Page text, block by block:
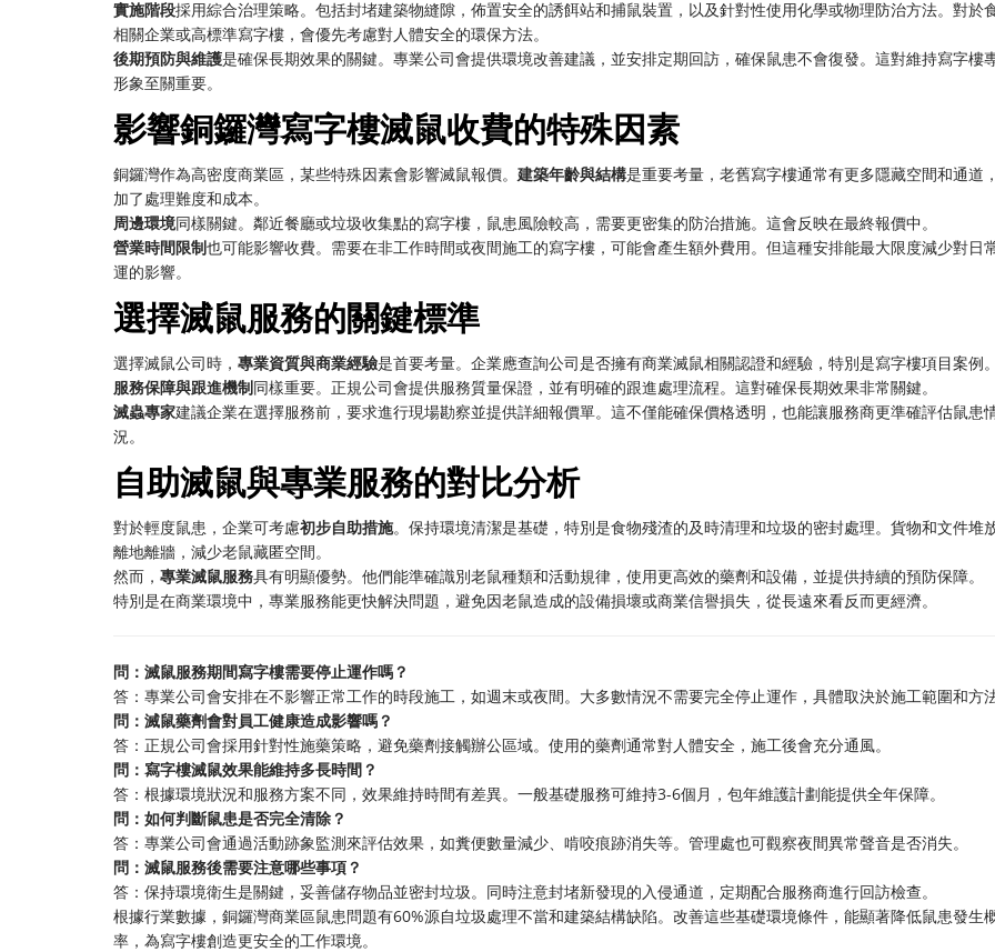
實施階段採用綜合治理策略。包括封堵建築物縫隙，佈置安全的誘餌站和捕鼠裝置，以及針對性使用化學或物理防治方法。對於
相關企業或高標準寫字樓，會優先考慮對人體安全的環保方法。
後期預防與維護是確保長期效果的關鍵。專業公司會提供環境改善建議，並安排定期回訪，確保鼠患不會復發。這對維持寫字樓
形象至關重要。
影響銅鑼灣寫字樓滅鼠收費的特殊因素
銅鑼灣作為高密度商業區，某些特殊因素會影響滅鼠報價。 建築年齡與結構是重要考量，老舊寫字樓通常有更多隱藏空間和通道
加了處理難度和成本。
周邊環境同樣關鍵。鄰近餐廳或垃圾收集點的寫字樓，鼠患風險較高，需要更密集的防治措施。這會反映在最終報價中。
營業時間限制也可能影響收費。需要在非工作時間或夜間施工的寫字樓，可能會產生額外費用。但這種安排能最大限度減少對日
運的影響。
選擇滅鼠服務的關鍵標準
選擇滅鼠公司時， 專業資質與商業經驗是首要考量。企業應查詢公司是否擁有商業滅鼠相關認證和經驗，特別是寫字樓項目案例
服務保障與跟進機制同樣重要。正規公司會提供服務質量保證，並有明確的跟進處理流程。這對確保長期效果非常關鍵。
滅蟲專家建議企業在選擇服務前，要求進行現場勘察並提供詳細報價單。這不僅能確保價格透明，也能讓服務商更準確評估鼠患
況。
自助滅鼠與專業服務的對比分析
對於輕度鼠患，企業可考慮初步自助措施。保持環境清潔是基礎，特別是食物殘渣的及時清理和垃圾的密封處理。貨物和文件堆
離地離牆，減少老鼠藏匿空間。
然而， 專業滅鼠服務具有明顯優勢。他們能準確識別老鼠種類和活動規律，使用更高效的藥劑和設備，並提供持續的預防保障。
特別是在商業環境中，專業服務能更快解決問題，避免因老鼠造成的設備損壞或商業信譽損失，從長遠來看反而更經濟。
問：滅鼠服務期間寫字樓需要停止運作嗎？
答：專業公司會安排在不影響正常工作的時段施工，如週末或夜間。大多數情況不需要完全停止運作，具體取決於施工範圍和方
問：滅鼠藥劑會對員工健康造成影響嗎？
答：正規公司會採用針對性施藥策略，避免藥劑接觸辦公區域。使用的藥劑通常對人體安全，施工後會充分通風。
問：寫字樓滅鼠效果能維持多長時間？
答：根據環境狀況和服務方案不同，效果維持時間有差異。一般基礎服務可維持3-6個月，包年維護計劃能提供全年保障。
問：如何判斷鼠患是否完全清除？
答：專業公司會通過活動跡象監測來評估效果，如糞便數量減少、啃咬痕跡消失等。管理處也可觀察夜間異常聲音是否消失。
問：滅鼠服務後需要注意哪些事項？
答：保持環境衛生是關鍵，妥善儲存物品並密封垃圾。同時注意封堵新發現的入侵通道，定期配合服務商進行回訪檢查。
根據行業數據，銅鑼灣商業區鼠患問題有60%源自垃圾處理不當和建築結構缺陷。改善這些基礎環境條件，能顯著降低鼠患發生
率，為寫字樓創造更安全的工作環境。